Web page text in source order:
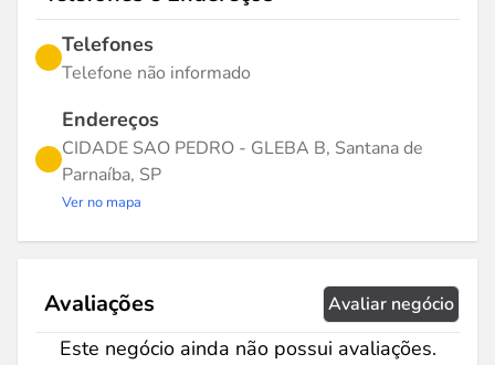
Telefones
Telefone não informado
Endereços
CIDADE SAO PEDRO - GLEBA B, Santana de
Parnaíba, SP
Ver no mapa
Avaliações Avaliar negócio
Este negócio ainda não possui avaliações.